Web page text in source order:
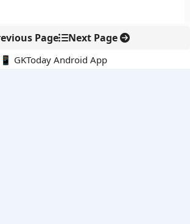
Page Next Page
📱 GKToday Android App